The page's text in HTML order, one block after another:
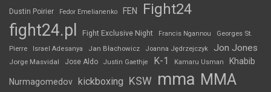
Dustin Poirier Fedor Emelianenko FEN Fight24
fight24.pl Fight Exclusive Night Francis Ngannou
Georges St.
Pierre
Israel Adesanya Jan Błachowicz Joanna Jędrzejczyk Jon Jones
Jorge Masvidal Jose Aldo Justin Gaethje K-1 Kamaru Usman Khabib
Nurmagomedov kickboxing KSW mma MMA